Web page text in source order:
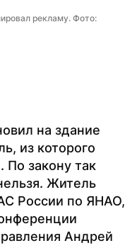
рекламу. Фото:
на здание
из которого
По закону так
Житель
России по ЯНАО,
Андрей